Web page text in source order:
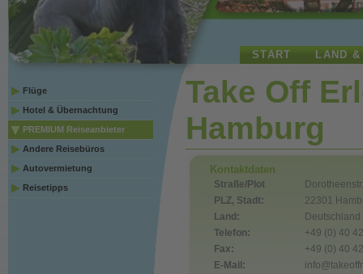
START LAND
Flüge
Hotel & Übernachtung
PREMIUM Reiseanbieter
Andere Reisebüros
Autovermietung
Reisetipps
Take Off
Hamburg
Kontaktdaten
Straße/Plot
PLZ, Stadt:
22301
Land:
Deutschland
Telefon:
+49 (0) 40
Fax:
+49 (0) 40
E-Mail: